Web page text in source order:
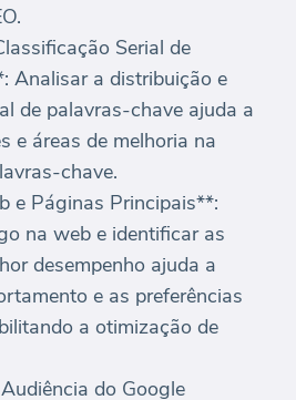
Serial de
Analisar a distribuição e
de palavras-chave ajuda a
e áreas de melhoria na
chave.
e Páginas Principais**:
na web e identificar as
desempenho ajuda a
e as preferências
a otimização de
do Google